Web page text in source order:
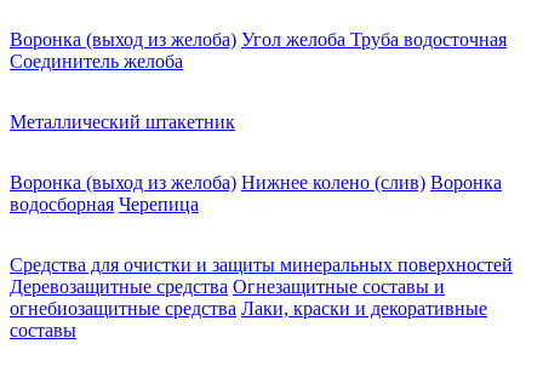
Воронка (выход из желоба) Угол желоба Труба водосточная
Соединитель желоба
Металлический штакетник
Воронка (выход из желоба) Нижнее колено (слив) Воронка
водосборная Черепица
Средства для очистки и защиты минеральных поверхностей
Деревозащитные средства Огнезащитные составы и
огнебиозащитные средства Лаки, краски и декоративные
составы